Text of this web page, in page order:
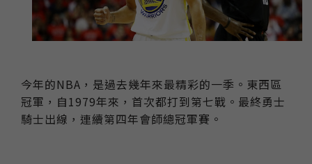
今年的NBA，是過去幾年來最精彩的一季。東西區
冠軍，自1979年來，首次都打到第七戰。最終勇士
騎士出線，連續第四年會師總冠軍賽。